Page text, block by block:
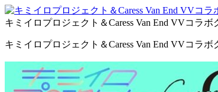
キミイロプロジェクト＆Caress Van End VVコラ
キミイロプロジェクト＆Caress Van End VVコラ